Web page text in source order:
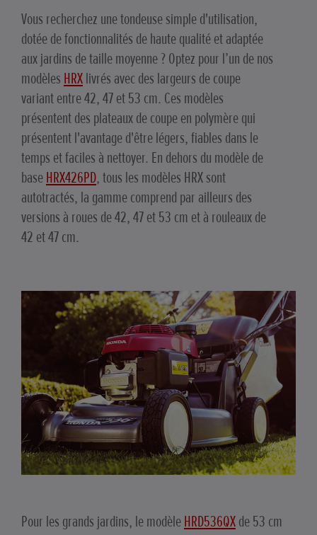
Vous recherchez une tondeuse simple d'utilisation,
dotée de fonctionnalités de haute qualité et adaptée
aux jardins de taille moyenne ? Optez pour l’un de nos
modèles HRXlivrés avec des largeurs de coupe
variant entre 42, 47 et 53 cm. Ces modèles
présentent des plateaux de coupe en polymère qui
présentent l'avantage d'être légers, fiables dans le
temps et faciles à nettoyer. En dehors du modèle de
baseHRX426PD, tous les modèles HRX sont
autotractés, la gamme comprend par ailleurs des
versions à roues de 42, 47 et 53 cm et à rouleaux de
42 et 47 cm.
Pour les grands jardins, le modèleHRD536QXde 53 cm